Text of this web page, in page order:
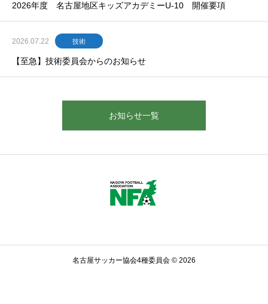
2026年度 名古屋地区キッズアカデミーU-10 開催要項
2026.07.22 技術
【至急】技術委員会からのお知らせ
お知らせ一覧
名古屋サッカー協会4種委員会 © 2026